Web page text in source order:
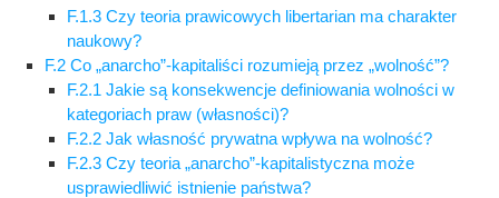
F.1.3 Czy teoria prawicowych libertarian ma charakter
naukowy?
F.2 Co „anarcho”-kapitaliści rozumieją przez „wolność”?
F.2.1 Jakie są konsekwencje definiowania wolności w
kategoriach praw (własności)?
F.2.2 Jak własność prywatna wpływa na wolność?
F.2.3 Czy teoria „anarcho”-kapitalistyczna może
usprawiedliwić istnienie państwa?